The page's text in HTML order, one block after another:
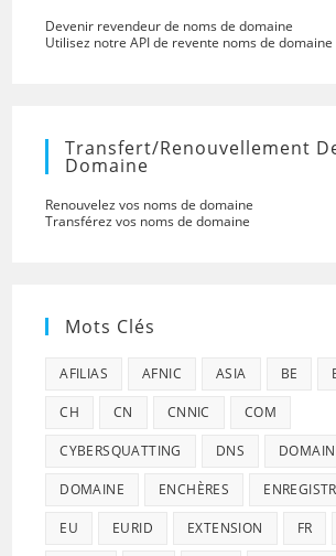
Devenir revendeur de noms de domaine
Utilisez notre API de revente noms de domaine
Transfert/renouvellement
Domaine
Renouvelez vos noms de domaine
Transférez vos noms de domaine
Mots Clés
AFILIAS AFNIC ASIA BE
CH CN CNNIC COM
CYBERSQUATTING DNS DOMAIN
DOMAINE ENCHÈRES
EU EURID EXTENSION FR